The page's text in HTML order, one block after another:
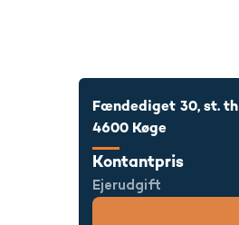
Fændediget 30, st. th
4600 Køge
Kontantpris
Ejerudgift